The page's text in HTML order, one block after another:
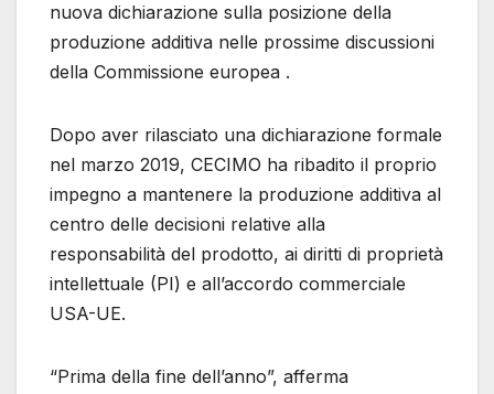
nuova dichiarazione sulla posizione della
produzione additiva nelle prossime discussioni
della Commissione europea .
Dopo aver rilasciato una dichiarazione formale
nel marzo 2019, CECIMO ha ribadito il proprio
impegno a mantenere la produzione additiva al
centro delle decisioni relative alla
responsabilità del prodotto, ai diritti di proprietà
intellettuale (PI) e all’accordo commerciale
USA-UE.
“Prima della fine dell’anno”, afferma